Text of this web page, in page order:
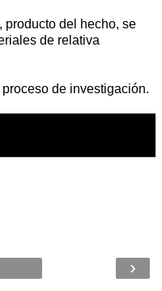
producto del hecho, se
de relativa
de investigación.
›